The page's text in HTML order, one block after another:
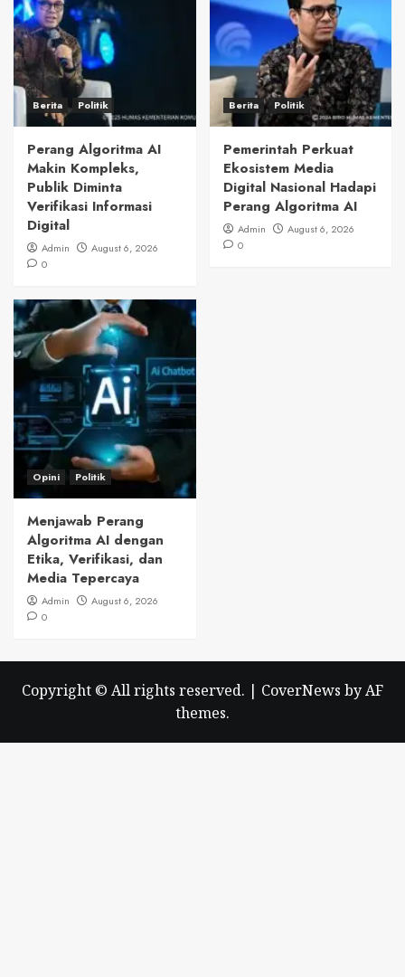
Berita Politik
Perang Algoritma AI
Makin Kompleks,
Publik Diminta
Verifikasi Informasi
Digital
Admin
August 6, 2026
0
Berita Politik
Pemerintah Perkuat
Ekosistem Media
Digital Nasional Hadapi
Perang Algoritma AI
Admin
August 6, 2026
0
Opini Politik
Menjawab Perang
Algoritma AI dengan
Etika, Verifikasi, dan
Media Tepercaya
Admin
August 6, 2026
0
Copyright © All rights reserved. | CoverNews by AF
themes.